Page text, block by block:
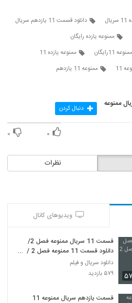
دانلود قسمت 11 یازدهم سریال
ممنوعه یازده رایگان
ممنوعه 11رایگان
ممنوعه یازده 11
11 ممنوعه 11 یازدهم
ممنوعه دنبال کردن
۰ ۰
نظرات
ویدیوهای کانال
قسمت 11 سریال ممنوعه فصل 2/
دانلود قسمت 11 ممنوعه فصل 2 /
سیما دانلود
دانلود سریال و فیلم
۵۷۹ بازدید
قسمت یازدهم سریال ممنوعه 11